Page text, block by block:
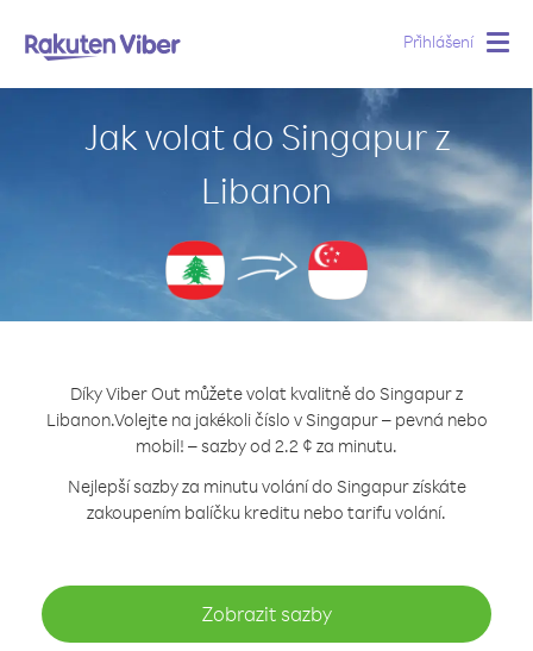
Přihlášení
Jak volat do Singapur z
Libanon
Díky Viber Out můžete volat kvalitně do Singapur z
Libanon.Volejte na jakékoli číslo v Singapur – pevná nebo
mobil! – sazby od 2.2 ¢ za minutu.
Nejlepší sazby za minutu volání do Singapur získáte
zakoupením balíčku kreditu nebo tarifu volání.
Zobrazit sazby